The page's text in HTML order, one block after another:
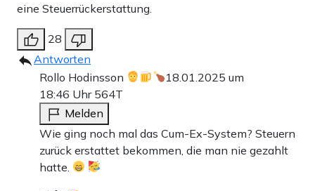
eine Steuerrückerstattung.
28
Antworten
Rollo Hodinsson
18.01.2025 um
18:46 Uhr 564T
Melden
Wie ging noch mal das Cum-Ex-System? Steuern
zurück erstattet bekommen, die man nie gezahlt
hatte.